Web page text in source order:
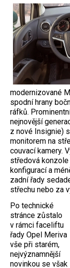
modernizované
spodní hrany
ráfků.
nejnovější
z nové Insignie)
monitorem na
couvací kamery.
středová
konfigurací a
zadní řady
střechu nebo za
Po technické
stránce zůstalo
v rámci faceliftu
řady Opel Meriva
vše při starém,
nejvýznamnější
novinkou se však